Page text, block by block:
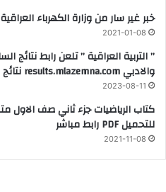
خبر غير سار من وزارة الكهرباء العراقية
2021-01-08
والادبي results.mlazemna.com نتائج سادس اعدادي دور اول 2023
2023-08-11
للتحميل PDF رابط مباشر
2021-11-08